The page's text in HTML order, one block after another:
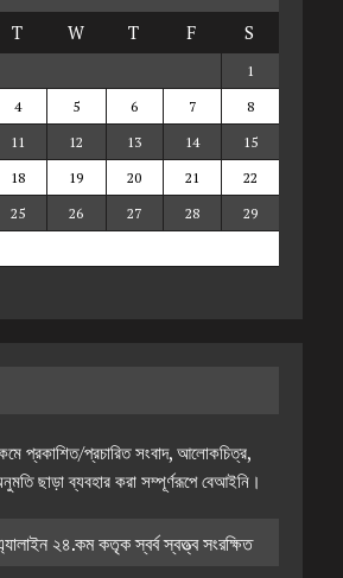
T W T F S
1
4 5 6 7
8
11 12 13 14
15
18 19 20 21
22
25 26 27 28
29
প্রকাশিত/প্রচারিত সংবাদ, আলোকচিত্র,
ছাড়া ব্যবহার করা সম্পূর্ণরূপে বেআইনি।
২৪.কম কতৃক স্বর্ব স্বত্ত্ব সংরক্ষিত